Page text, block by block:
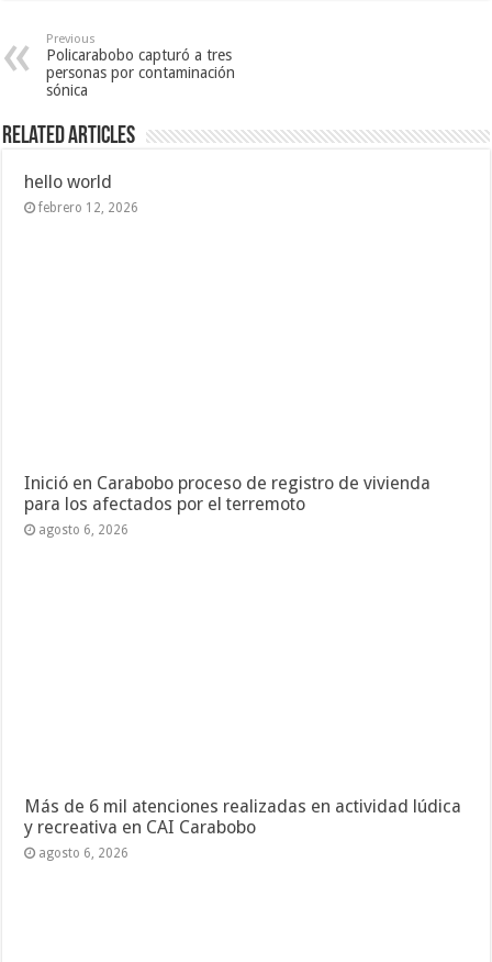
Previous
Policarabobo capturó a tres
personas por contaminación
sónica
Related Articles
hello world
febrero 12, 2026
Inició en Carabobo proceso de registro de vivienda
para los afectados por el terremoto
agosto 6, 2026
Más de 6 mil atenciones realizadas en actividad lúdica
y recreativa en CAI Carabobo
agosto 6, 2026